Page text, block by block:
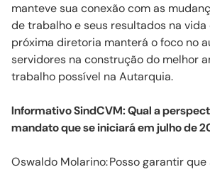
manteve sua conexão com as
de trabalho e seus resultados na vida
próxima diretoria manterá o foco no
servidores na construção do melhor
trabalho possível na Autarquia.
InformativoSindCVM: Qual a
mandato que se iniciará em julho de
Oswaldo Molarino:Posso garantir